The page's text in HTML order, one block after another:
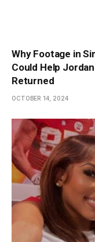
Why Footage in
Could Help
Returned
OCTOBER 14, 2024